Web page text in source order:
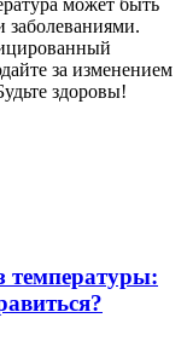
может быть
за изменением
здоровы!
температуры: